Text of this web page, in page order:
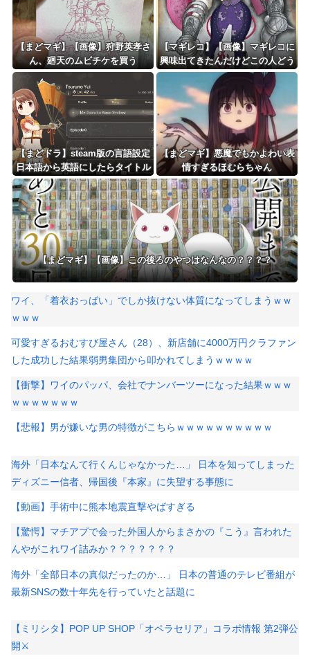
【まどマギ】【画像】狩野英孝さ
ん、廻天のムビチケを買う
【マギレコ】【画像】マギレコに
興味出てきたんだけどこの人どう
いう人なの
【まどドラ】steam版の言語設定
日本語から英語にしたらタイトル
画面からゲーム内に入ることがで
きなくなっちゃった
【まどマギ】悪魔でもかよわい表
情すぎるほむらちゃん
【まどマギ】【画像】この後ろのやつはなんなの？？？？
ワイ、「着衣おっばい」でしか抜けない体質になってしまうｗｗ
ｗｗｗ
可愛すぎるおむすび屋さん（28）、新店舗に4000万円クラファン
した成功した結果弱男集団から叩かれてしまうｗｗｗｗ
【衝撃】ワイのパッパ、会社でナンバーツーになった結果ｗｗｗ
ｗｗｗｗｗｗｗ
【悲報】男が嫌いな男の特徴がこちらｗｗｗｗｗｗｗｗｗｗ
海外「日本なんて行くんじゃなかった…」 日本を知ってしまった
ディズニー信者、帰国後『本家』に失望する事態に
【動画】手術中に熊本地震直撃やばすぎる
【驚愕】マチアプで会った外国人からまさかの『こう』言われた
んやがこれワイ詰みか？？？？？？？
海外「全部日本の真似だったのか…」 日本の普通のテレビ番組が
最新SNSの数十年先を行っていたと話題に
【ミリシタ】POP UP SHOP「オペラセリア」コラボ情報 第2弾公
開⚔